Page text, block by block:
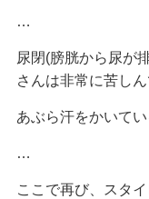
…
尿閉(膀胱から尿が
さんは非常に苦しん
あぶら汗をかいてい
…
ここで再び、スタ